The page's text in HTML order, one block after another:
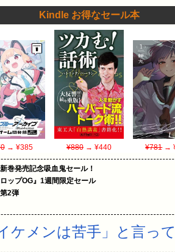
Kindle お得なセール本
→ ¥385 ¥880→ ¥440 ¥781→
巻発売記念吸血鬼セール！
ップOG』1週間限定セール
2弾
ケメンは苦手」と言っ